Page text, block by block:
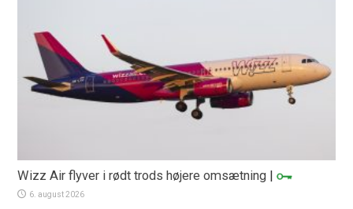
Wizz Air flyver i rødt trods højere omsætning |
6. august 2026